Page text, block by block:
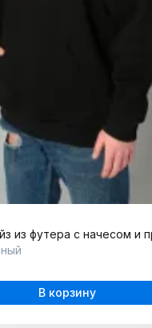
из футера с начесом и
В корзину